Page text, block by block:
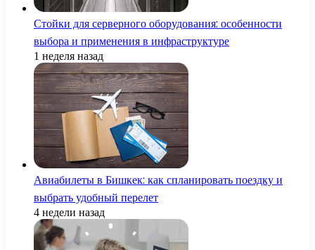
Стойки для серверного оборудования: особенности
выбора и применения в инфраструктуре
1 неделя назад
Авиабилеты в Бишкек: как спланировать поездку и
выбрать удобный перелет
4 недели назад